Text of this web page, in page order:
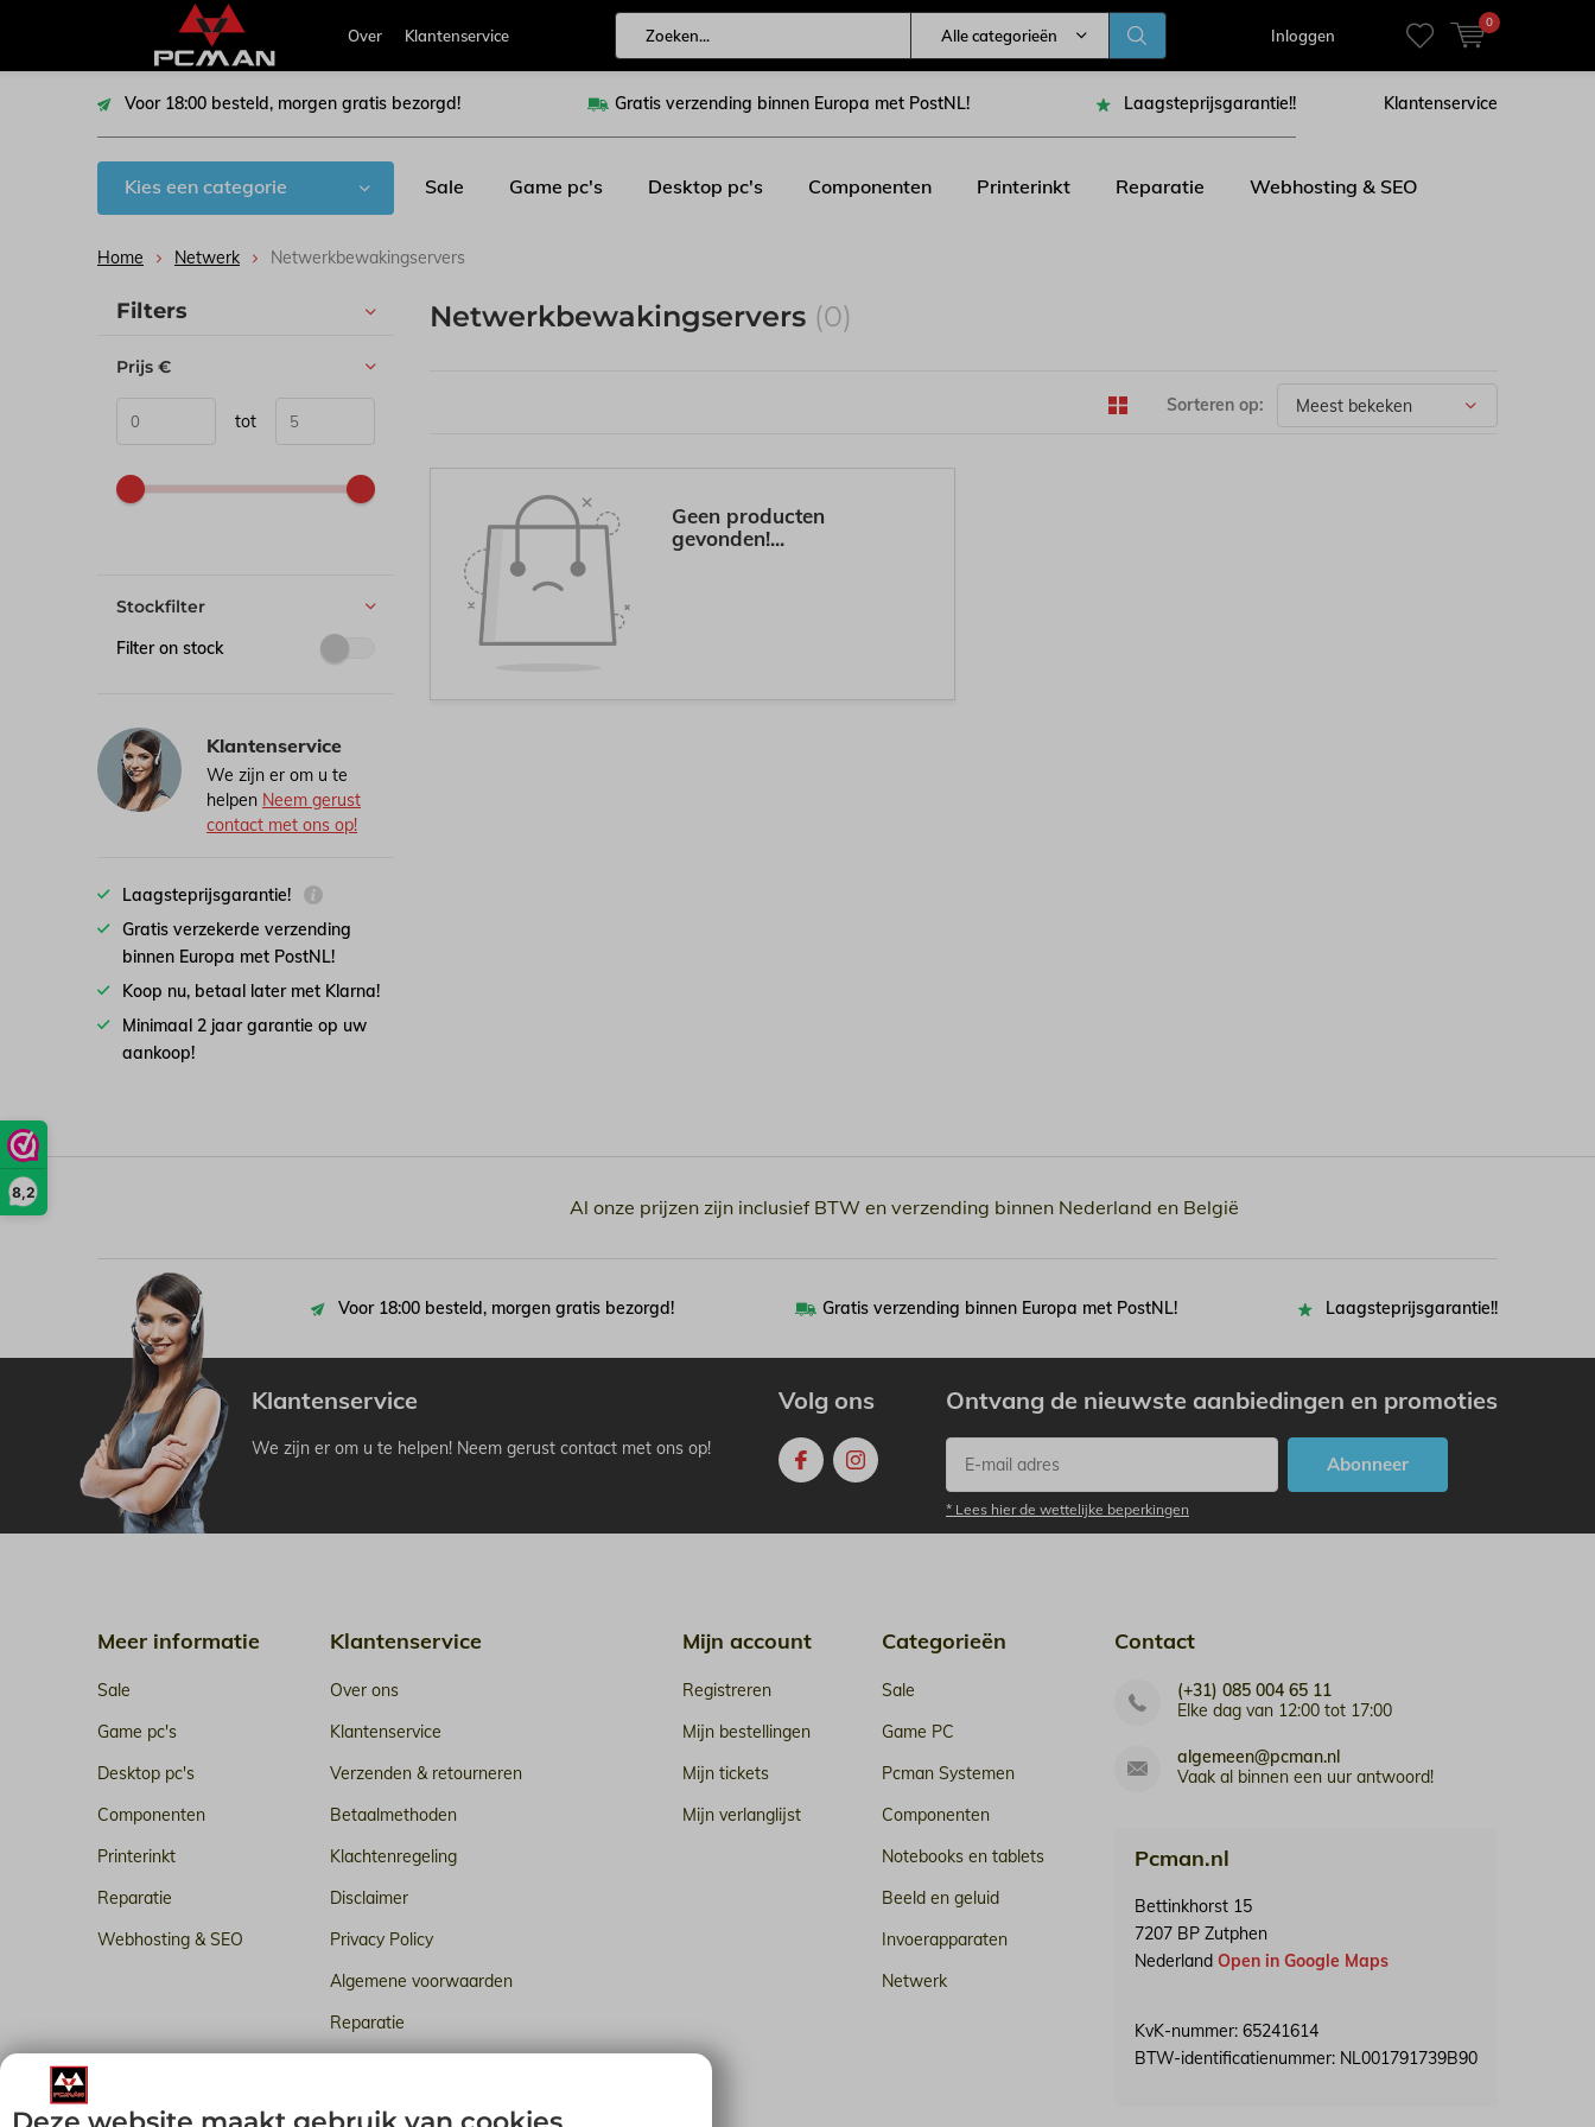
8,2
Over Klantenservice Alle categorieën Inloggen
0
Voor 18:00 besteld, morgen gratis bezorgd! Gratis verzending binnen Europa met PostNL! Laagsteprijsgarantie!! Klantenservice
Kies een categorie Sale Game pc's Desktop pc's Componenten Printerinkt Reparatie Webhosting & SEO
Home Netwerk Netwerkbewakingservers
Netwerkbewakingservers (0)
Sorteren op:
Geen producten
gevonden!...
Sorteren op:
Filters
Prijs €
tot
Stockfilter
Filter on stock
Klantenservice
We zijn er om u te
helpen Neem gerust
contact met ons op!
Laagsteprijsgarantie!
Gratis verzekerde verzending
binnen Europa met PostNL!
Koop nu, betaal later met Klarna!
Minimaal 2 jaar garantie op uw
aankoop!
Al onze prijzen zijn inclusief BTW en verzending binnen Nederland en België
Voor 18:00 besteld, morgen gratis bezorgd! Gratis verzending binnen Europa met PostNL! Laagsteprijsgarantie!!
Klantenservice
We zijn er om u te helpen! Neem gerust contact met ons op!
Volg ons Ontvang de nieuwste aanbiedingen en promoties
Abonneer
* Lees hier de wettelijke beperkingen
Meer informatie
Sale
Game pc's
Desktop pc's
Componenten
Printerinkt
Reparatie
Webhosting & SEO
Klantenservice
Over ons
Klantenservice
Verzenden & retourneren
Betaalmethoden
Klachtenregeling
Disclaimer
Privacy Policy
Algemene voorwaarden
Reparatie
Mijn account
Registreren
Mijn bestellingen
Mijn tickets
Mijn verlanglijst
Categorieën
Sale
Game PC
Pcman Systemen
Componenten
Notebooks en tablets
Beeld en geluid
Invoerapparaten
Netwerk
Contact
(+31) 085 004 65 11
Elke dag van 12:00 tot 17:00
algemeen@pcman.nl
Vaak al binnen een uur antwoord!
Pcman.nl
Bettinkhorst 15
7207 BP Zutphen
Nederland Open in Google Maps
KvK-nummer: 65241614
BTW-identificatienummer: NL001791739B90